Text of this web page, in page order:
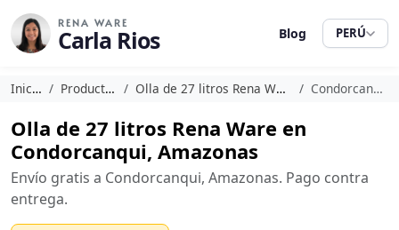
RENA WARE
Carla Rios Blog PERÚ
Inicio Productos Olla de 27 litros Rena Ware Condorcanqui
Olla de 27 litros Rena Ware en
Condorcanqui, Amazonas
Envío gratis a Condorcanqui, Amazonas. Pago contra
entrega.